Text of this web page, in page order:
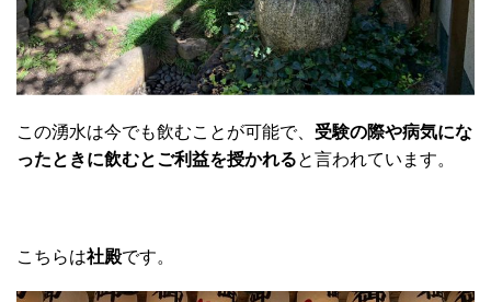
この湧水は今でも飲むことが可能で、 受験の際や病気にな
ったときに飲むとご利益を授かれると言われています。
こちらは社殿です。